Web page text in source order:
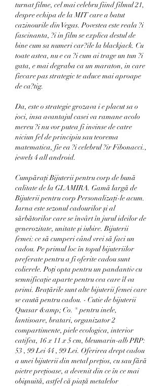
turnat filme, cel mai celebru fiind filmul 21,
despre echipa de la MIT care a batut
cazinourile din Vegas. Povestea este reala ?i
fascinanta, ?i in film se explica destul de
bine cum sa numeri car?ile la blackjack. Cu
toate astea, nu e ca ?i cum ai trage un tun ?i
gata, e mai degraba ca un maraton, in care
fiecare pas strategic te aduce mai aproape
de ca?tig.
Da, este o strategie grozava i e placut sa o
joci, insa avantajul casei va ramane acolo
mereu ?i nu vor putea fi invinse de catre
niciun fel de principiu sau teorema
matematica, fie ea ?i celebrul ?ir Fibonacci.,
jewels 4 all android.
Cumpărați Bijuterii pentru corp de bună
calitate de la GLAMIRA. Gamă largă de
Bijuterii pentru corp Personalizați-le acum.
Iarna este sezonul cadourilor și al
sărbătorilor care se învârt în jurul ideilor de
generozitate, unitate și iubire. Bijuterii
femei: ce să cumperi când vrei să faci un
cadou. Pe primul loc în topul bijuteriilor
preferate pentru a fi oferite cadou sunt
colierele. Poţi opta pentru un pandantiv cu
semnificaţie aparte pentru cea care îl va
primi. Braţările sunt alte bijuterii femei care
se caută pentru cadou. - Cutie de bijuterii
Quasar &amp; Co. ® pentru inele,
lantisoare, bratari, organizator 2
compartimente, piele ecologica, interior
catifea, 16 x 11 x 5 cm, bleumarin-alb PRP:
53 , 99 Lei 44 , 99 Lei. Oferirea drept cadou
a unei bijuterii din metal preţios, cu sau fără
pietre preţioase, a devenit din ce în ce mai
obişnuită, astfel că piaţă metalelor